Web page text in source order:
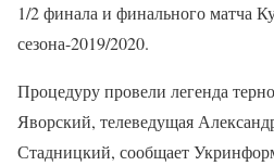
1/2 финала и финального матча
сезона-2019/2020.
Процедуру провели легенда
Яворский, телеведущая
Стадницкий, сообщает